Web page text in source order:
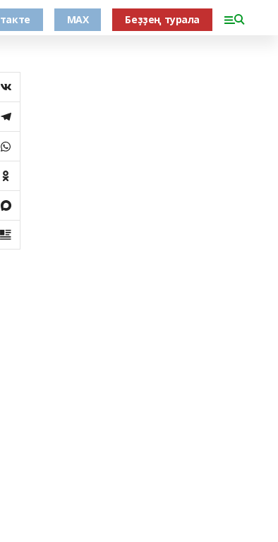
MAX Беҙҙең турала